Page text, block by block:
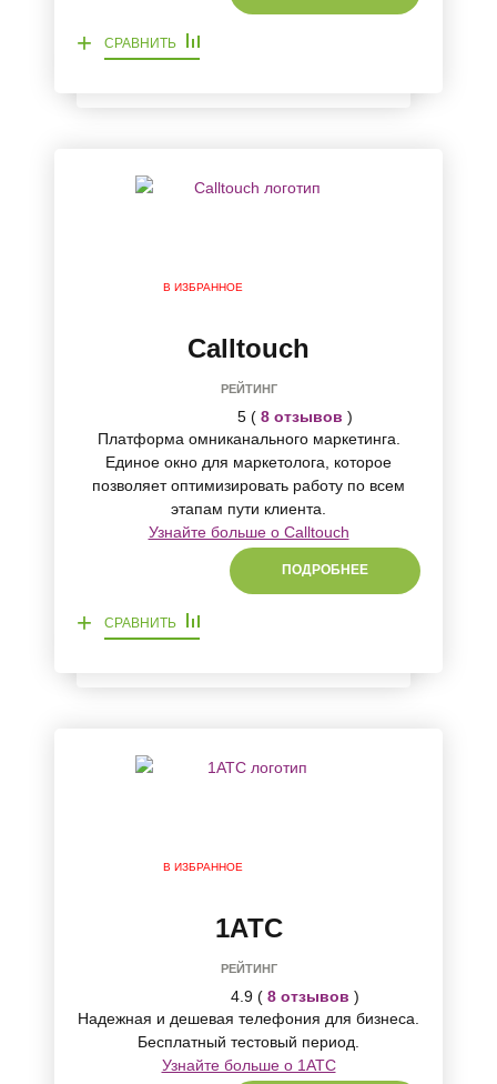
+ СРАВНИТЬ
В ИЗБРАННОЕ
Calltouch
РЕЙТИНГ
5 ( 8 отзывов )
Платформа омниканального маркетинга.
Единое окно для маркетолога, которое
позволяет оптимизировать работу по всем
этапам пути клиента.
Узнайте больше о Calltouch
ПОДРОБНЕЕ
+ СРАВНИТЬ
В ИЗБРАННОЕ
1АТС
РЕЙТИНГ
4.9 ( 8 отзывов )
Надежная и дешевая телефония для бизнеса.
Бесплатный тестовый период.
Узнайте больше о 1АТС